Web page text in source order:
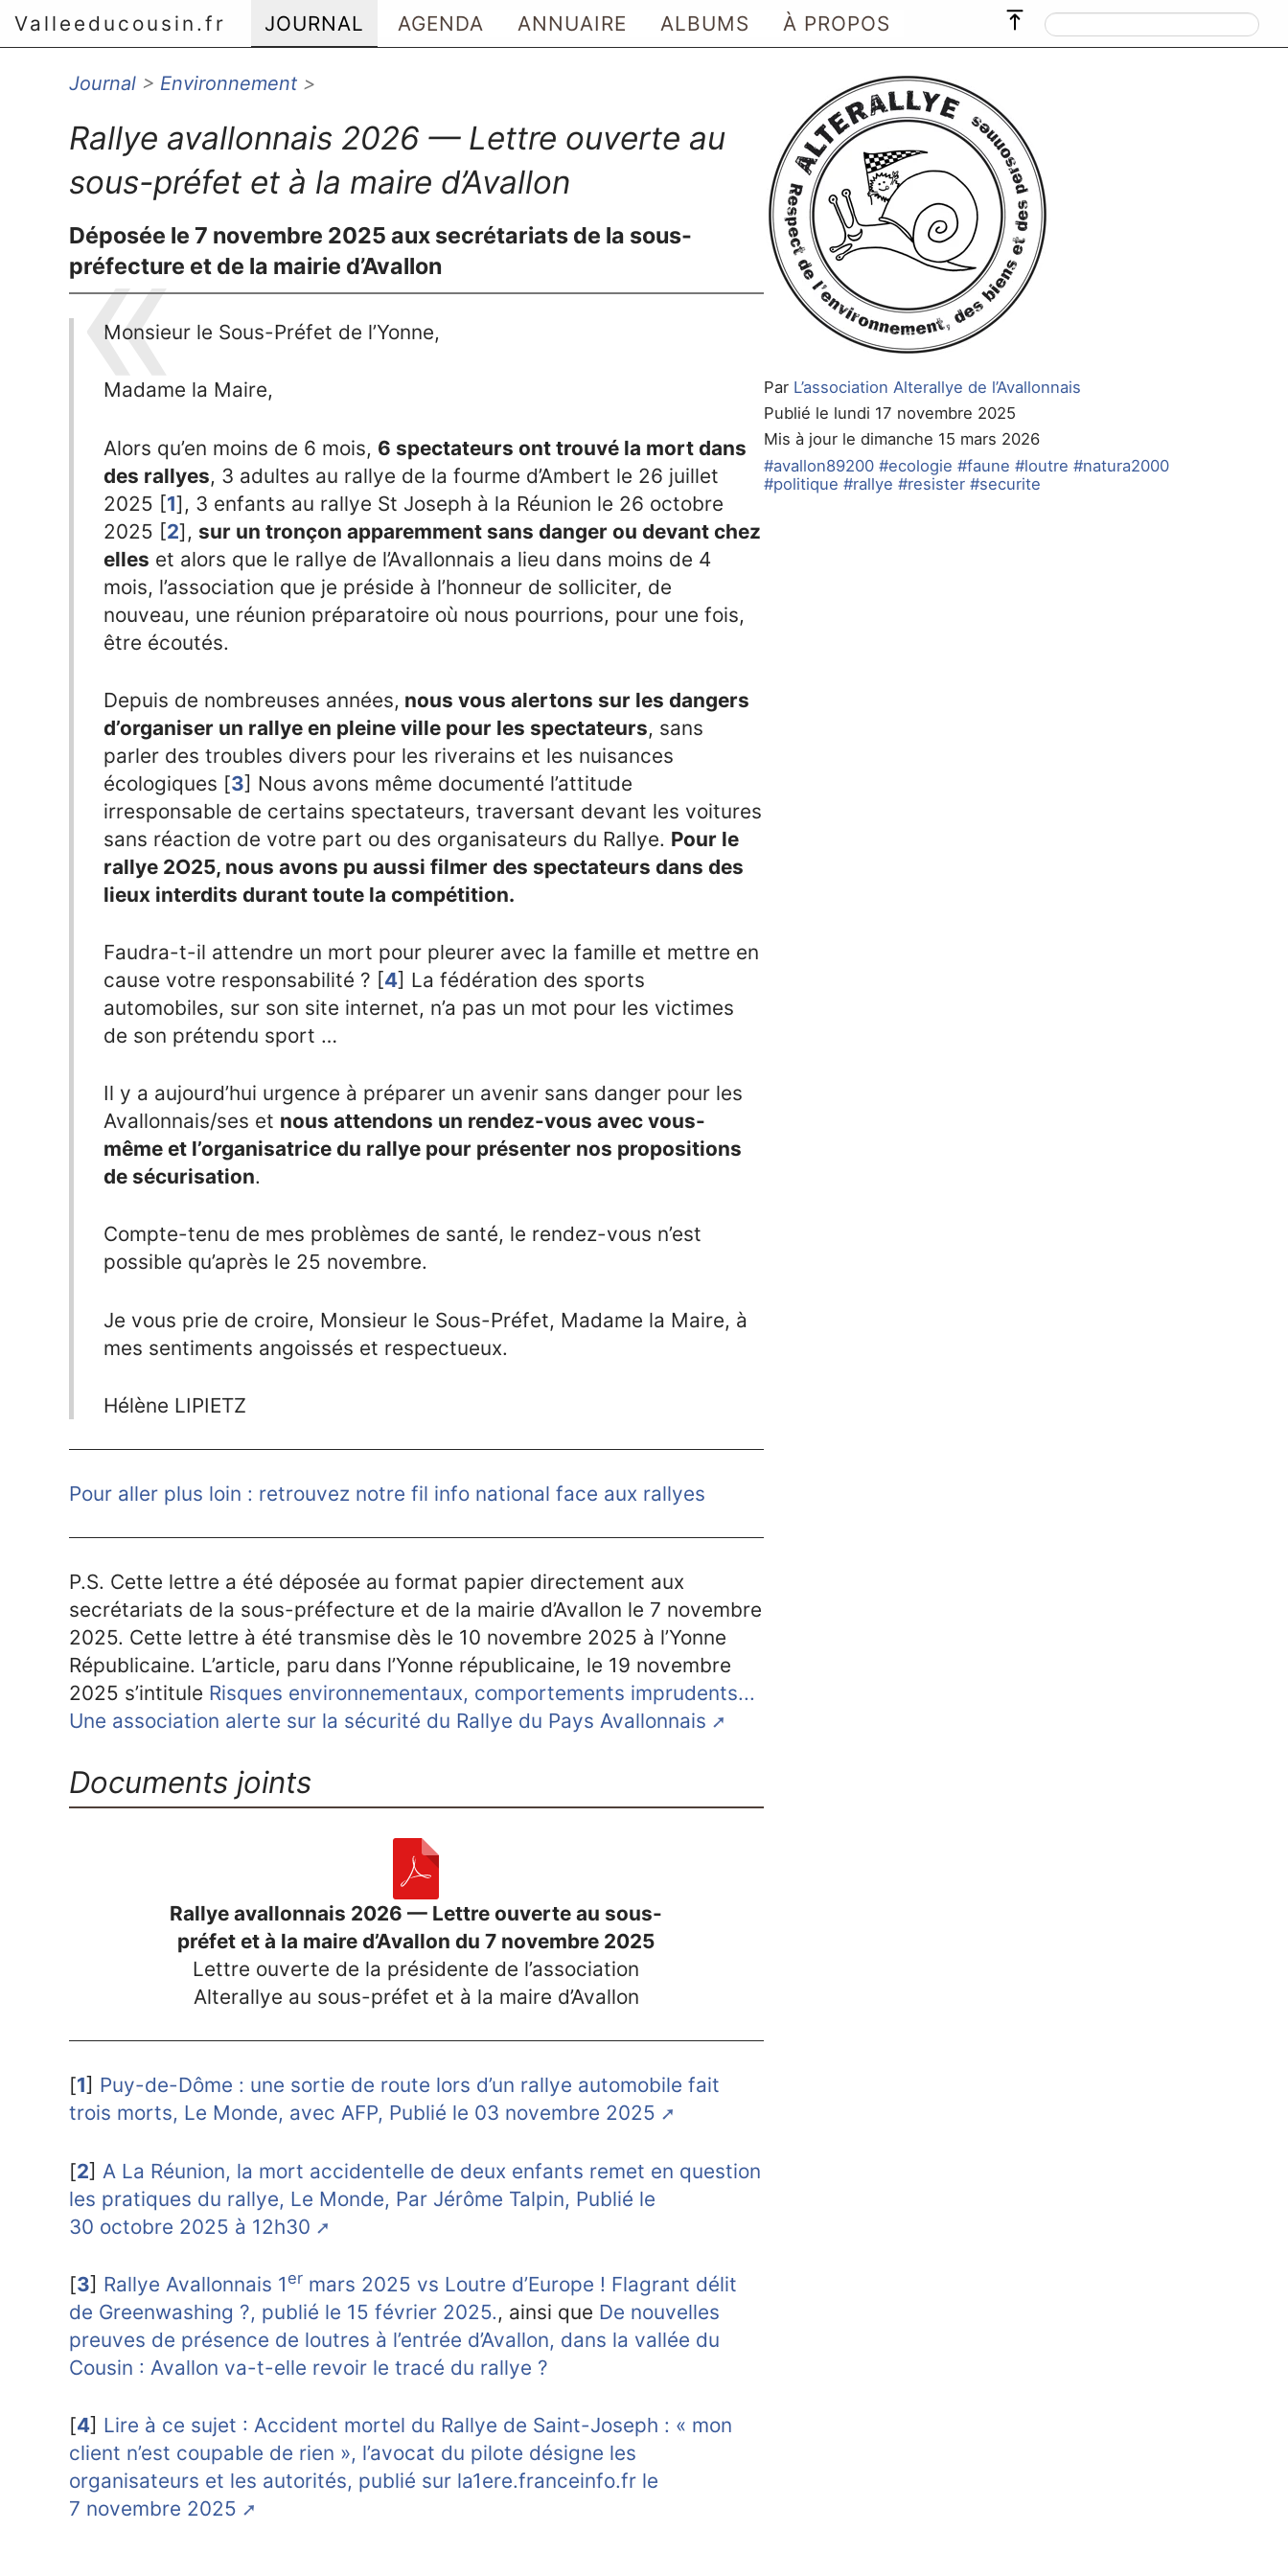
Valleeducousin.fr JOURNAL AGENDA ANNUAIRE ALBUMS À PROPOS
Aller au menu principal
Aller au menu secondaire
Journal > Environnement >
Rallye avallonnais 2026 — Lettre ouverte au
sous-préfet et à la maire d’Avallon
Déposée le 7 novembre 2025 aux secrétariats de la sous-
préfecture et de la mairie d’Avallon
Monsieur le Sous-Préfet de l’Yonne,
Madame la Maire,
Alors qu’en moins de 6 mois, 6 spectateurs ont trouvé la mort dans
des rallyes, 3 adultes au rallye de la fourme d’Ambert le 26 juillet
2025 [1] , 3 enfants au rallye St Joseph à la Réunion le 26 octobre
2025 [2] , sur un tronçon apparemment sans danger ou devant chez
elles et alors que le rallye de l’Avallonnais a lieu dans moins de 4
mois, l’association que je préside à l’honneur de solliciter, de
nouveau, une réunion préparatoire où nous pourrions, pour une fois,
être écoutés.
Depuis de nombreuses années, nous vous alertons sur les dangers
d’organiser un rallye en pleine ville pour les spectateurs, sans
parler des troubles divers pour les riverains et les nuisances
écologiques [3] Nous avons même documenté l’attitude
irresponsable de certains spectateurs, traversant devant les voitures
sans réaction de votre part ou des organisateurs du Rallye. Pour le
rallye 2O25, nous avons pu aussi filmer des spectateurs dans des
lieux interdits durant toute la compétition.
Faudra-t-il attendre un mort pour pleurer avec la famille et mettre en
cause votre responsabilité ? [4] La fédération des sports
automobiles, sur son site internet, n’a pas un mot pour les victimes
de son prétendu sport …
Il y a aujourd’hui urgence à préparer un avenir sans danger pour les
Avallonnais/ses et nous attendons un rendez-vous avec vous-
même et l’organisatrice du rallye pour présenter nos propositions
de sécurisation.
Compte-tenu de mes problèmes de santé, le rendez-vous n’est
possible qu’après le 25 novembre.
Je vous prie de croire, Monsieur le Sous-Préfet, Madame la Maire, à
mes sentiments angoissés et respectueux.
Hélène LIPIETZ
Pour aller plus loin : retrouvez notre fil info national face aux rallyes
P.S. Cette lettre a été déposée au format papier directement aux
secrétariats de la sous-préfecture et de la mairie d’Avallon le 7 novembre
2025. Cette lettre à été transmise dès le 10 novembre 2025 à l’Yonne
Républicaine. L’article, paru dans l’Yonne républicaine, le 19 novembre
2025 s’intitule Risques environnementaux, comportements imprudents...
Une association alerte sur la sécurité du Rallye du Pays Avallonnais
Documents joints
Rallye avallonnais 2026 — Lettre ouverte au sous-
préfet et à la maire d’Avallon du 7 novembre 2025
Lettre ouverte de la présidente de l’association
Alterallye au sous-préfet et à la maire d’Avallon
[1] Puy-de-Dôme : une sortie de route lors d’un rallye automobile fait
trois morts, Le Monde, avec AFP, Publié le 03 novembre 2025
[2] A La Réunion, la mort accidentelle de deux enfants remet en question
les pratiques du rallye, Le Monde, Par Jérôme Talpin, Publié le
30 octobre 2025 à 12h30
[3] Rallye Avallonnais 1er mars 2025 vs Loutre d’Europe ! Flagrant délit
de Greenwashing ?, publié le 15 février 2025., ainsi que De nouvelles
preuves de présence de loutres à l’entrée d’Avallon, dans la vallée du
Cousin : Avallon va-t-elle revoir le tracé du rallye ?
[4] Lire à ce sujet : Accident mortel du Rallye de Saint-Joseph : « mon
client n’est coupable de rien », l’avocat du pilote désigne les
organisateurs et les autorités, publié sur la1ere.franceinfo.fr le
7 novembre 2025
Par L’association Alterallye de l’Avallonnais
Publié le lundi 17 novembre 2025
Mis à jour le dimanche 15 mars 2026
#avallon89200 #ecologie #faune #loutre #natura2000
#politique #rallye #resister #securite